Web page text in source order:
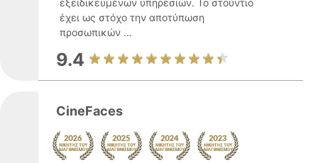
εξειδικευμένων υπηρεσιών. Το στούντιο
έχει ως στόχο την αποτύπωση
προσωπικών ...
9.4
CineFaces